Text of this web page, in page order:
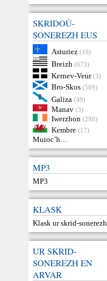
SKRIDOÙ-
SONEREZH EUS
Asturiez (10)
Breizh (673)
Kernev-Veur (3)
Bro-Skos (569)
Galiza (49)
Manav (3)
Iwerzhon (290)
Kembre (17)
Muioc’h…
MP3
MP3
KLASK
Klask ur skrid-sonerezh
UR SKRID-
SONEREZH EN
ARVAR